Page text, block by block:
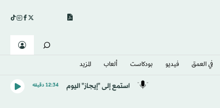
في العمق فيديو بودكاست ألعاب المزيد
استمع إلى "إيجاز" اليوم 12:34 دقيقه